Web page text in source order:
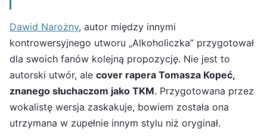
Dawid Narożny, autor między innymi
kontrowersyjnego utworu „Alkoholiczka” przygotował
dla swoich fanów kolejną propozycję. Nie jest to
autorski utwór, ale cover rapera Tomasza Kopeć,
znanego słuchaczom jako TKM. Przygotowana przez
wokalistę wersja zaskakuje, bowiem została ona
utrzymana w zupełnie innym stylu niż oryginał.